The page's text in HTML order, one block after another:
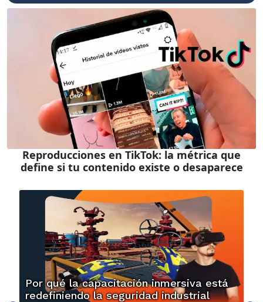
Reproducciones en TikTok: la métrica que
define si tu contenido existe o desaparece
Por qué la capacitación inmersiva está
redefiniendo la seguridad industrial